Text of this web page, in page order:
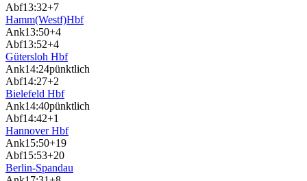
Abf13:32+7
Hamm(Westf)Hbf
Ank13:50+4
Abf13:52+4
Gütersloh Hbf
Ank14:24pünktlich
Abf14:27+2
Bielefeld Hbf
Ank14:40pünktlich
Abf14:42+1
Hannover Hbf
Ank15:50+19
Abf15:53+20
Berlin-Spandau